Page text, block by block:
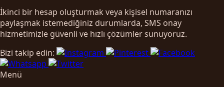
İkinci bir hesap oluşturmak veya kişisel numaranızı
paylaşmak istemediğiniz durumlarda, SMS onay
hizmetimizle güvenli ve hızlı çözümler sunuyoruz.
Bizi takip edin:
Menü